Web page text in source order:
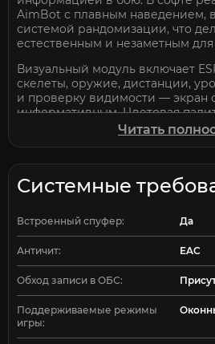
AimBot с плавным наведением,
системой рандомизации, что
естественным и незаметным
Визуальный модуль включает
скелеты, оружие, дистанции,
и проверку видимости — экран
информативным. Цветовая
полностью, что позволяет
Дополнительные функции,
SpeedHack и статический
игры без лишнего риска. Все
Читать
Системные
Встроенный спуфер: Да
Античит: EAC
Обход записи в ОБС:
Поддерживаемые режимы
игры: